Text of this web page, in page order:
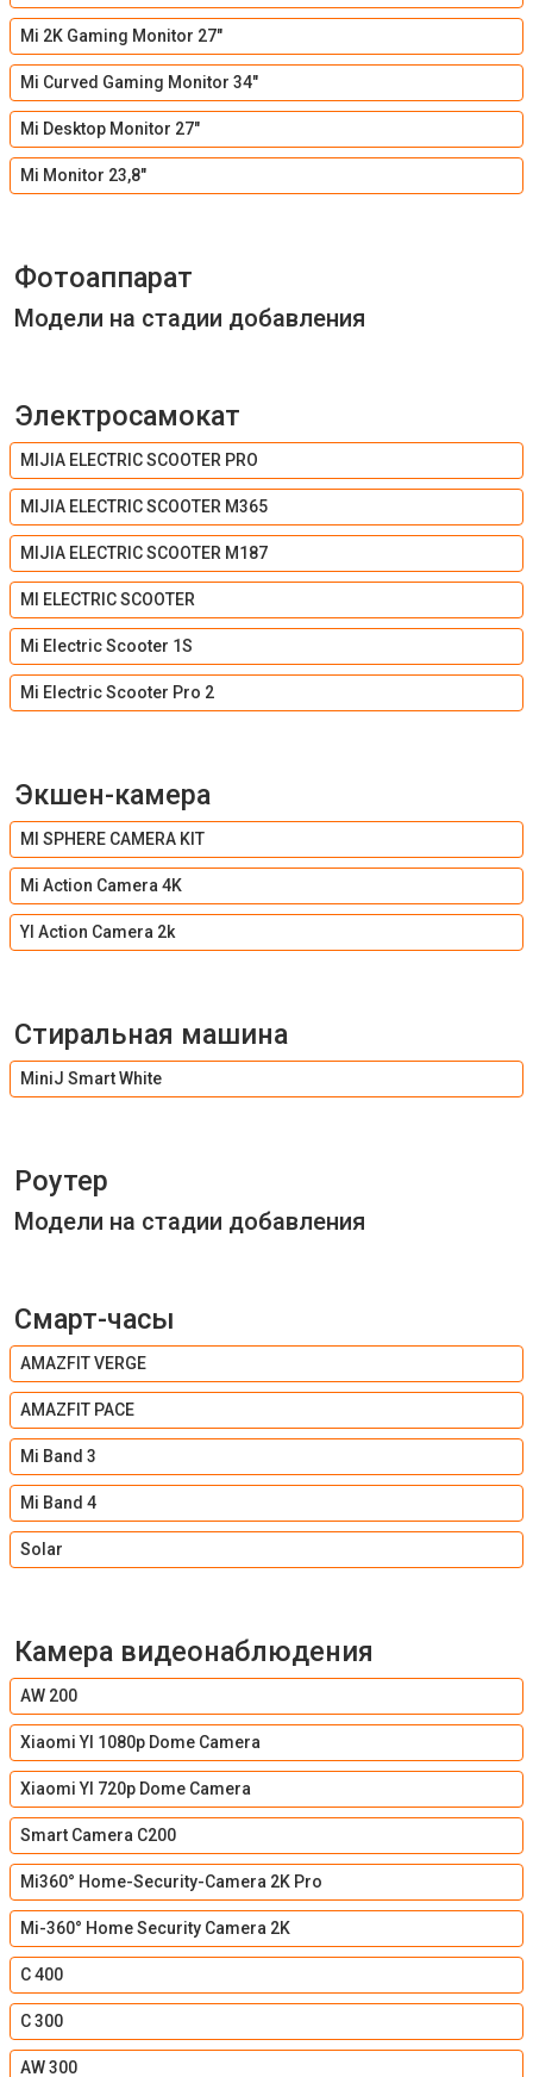
Mi 2K Gaming Monitor 27"
Mi Curved Gaming Monitor 34"
Mi Desktop Monitor 27″
Mi Monitor 23,8"
Фотоаппарат
Модели на стадии добавления
Электросамокат
MIJIA ELECTRIC SCOOTER PRO
MIJIA ELECTRIC SCOOTER M365
MIJIA ELECTRIC SCOOTER M187
MI ELECTRIC SCOOTER
Mi Electric Scooter 1S
Mi Electric Scooter Pro 2
Экшен-камера
MI SPHERE CAMERA KIT
Mi Action Camera 4K
YI Action Camera 2k
Стиральная машина
MiniJ Smart White
Роутер
Модели на стадии добавления
Смарт-часы
AMAZFIT VERGE
AMAZFIT PACE
Mi Band 3
Mi Band 4
Solar
Камера видеонаблюдения
AW 200
Xiaomi YI 1080p Dome Camera
Xiaomi YI 720p Dome Camera
Smart Camera C200
Mi360° Home-Security-Camera 2K Pro
Mi-360° Home Security Camera 2K
C 400
C 300
AW 300